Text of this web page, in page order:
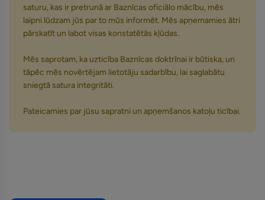
saturu, kas ir pretrunā ar Baznīcas oficiālo mācību, mēs
laipni lūdzam jūs par to mūs informēt. Mēs apņemamies ātri
pārskatīt un labot visas konstatētās kļūdas.
Mēs saprotam, ka uzticība Baznīcas doktrīnai ir būtiska, un
tāpēc mēs novērtējam lietotāju sadarbību, lai saglabātu
sniegtā satura integritāti.
Pateicamies par jūsu sapratni un apņemšanos katoļu ticībai.